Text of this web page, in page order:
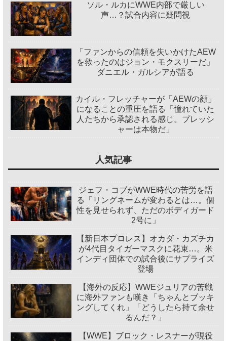
ソル・ルカにWWE内部で厳しい
声…？試合内容に疑問視
「ファンからの信頼を失いかけたAEW
を救ったのはジョン・モクスリーだ」
ダニエル・ガルシアが語る
カイル・フレッチャーが「AEWの顔」
になることの重圧を語る「憧れていた
人たちから承認される感じ。プレッシ
ャーは本物だ」
人気記事
ジェフ・コブがWWE時代の苦労を語
る「リングネームが変わるとは…。個
性を見せられず、ただのボディガード
2号に」
【新日本プロレス】オカダ・カズチカ
が4代目タイガーマスクに花束…。米
インディ団体での試合後にサプライズ
登場
【海外の反応】WWEジュリアの苦戦
に海外ファンも嘆き「ちゃんとブッキ
ングしてくれ」「どうしたら持て余せ
るんだ？」
【WWE】ブロック・レスナーが現役